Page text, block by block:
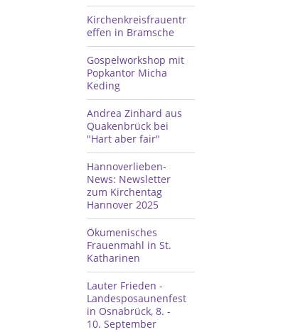
Kirchenkreisfrauentr
effen in Bramsche
Gospelworkshop mit
Popkantor Micha
Keding
Andrea Zinhard aus
Quakenbrück bei
"Hart aber fair"
Hannoverlieben-
News: Newsletter
zum Kirchentag
Hannover 2025
Ökumenisches
Frauenmahl in St.
Katharinen
Lauter Frieden -
Landesposaunenfest
in Osnabrück, 8. -
10. September